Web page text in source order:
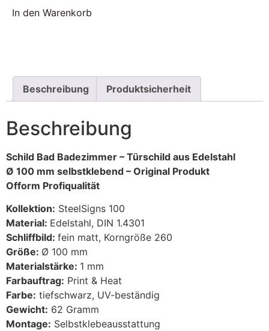
In den Warenkorb
Beschreibung Produktsicherheit
Beschreibung
Schild Bad Badezimmer – Türschild aus Edelstahl
Ø 100 mm selbstklebend – Original Produkt
Ofform Profiqualität
Kollektion: SteelSigns 100
Material: Edelstahl, DIN 1.4301
Schliffbild: fein matt, Korngröße 260
Größe: Ø 100 mm
Materialstärke: 1 mm
Farbauftrag: Print & Heat
Farbe: tiefschwarz, UV-beständig
Gewicht: 62 Gramm
Montage: Selbstklebeausstattung